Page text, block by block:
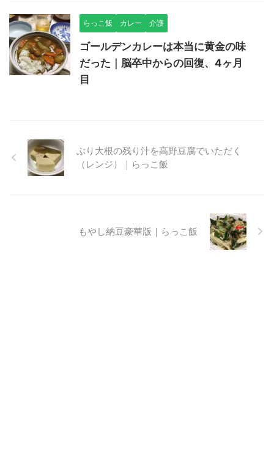
らっこ飯 カレー 介護
ゴールデンカレーは本当に黄金の味
だった｜脳卒中からの回復、4ヶ月
目
ぶり大根の残り汁を高野豆腐でいただく
（レンジ）｜らっこ飯
もやし納豆豪華版｜らっこ飯